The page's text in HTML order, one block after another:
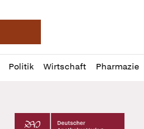
Deutsche Apotheker
Politik Wirtschaft Pharmazie
Profil
öffnen
Daz
Pur
Deutscher Apotheker Verlag